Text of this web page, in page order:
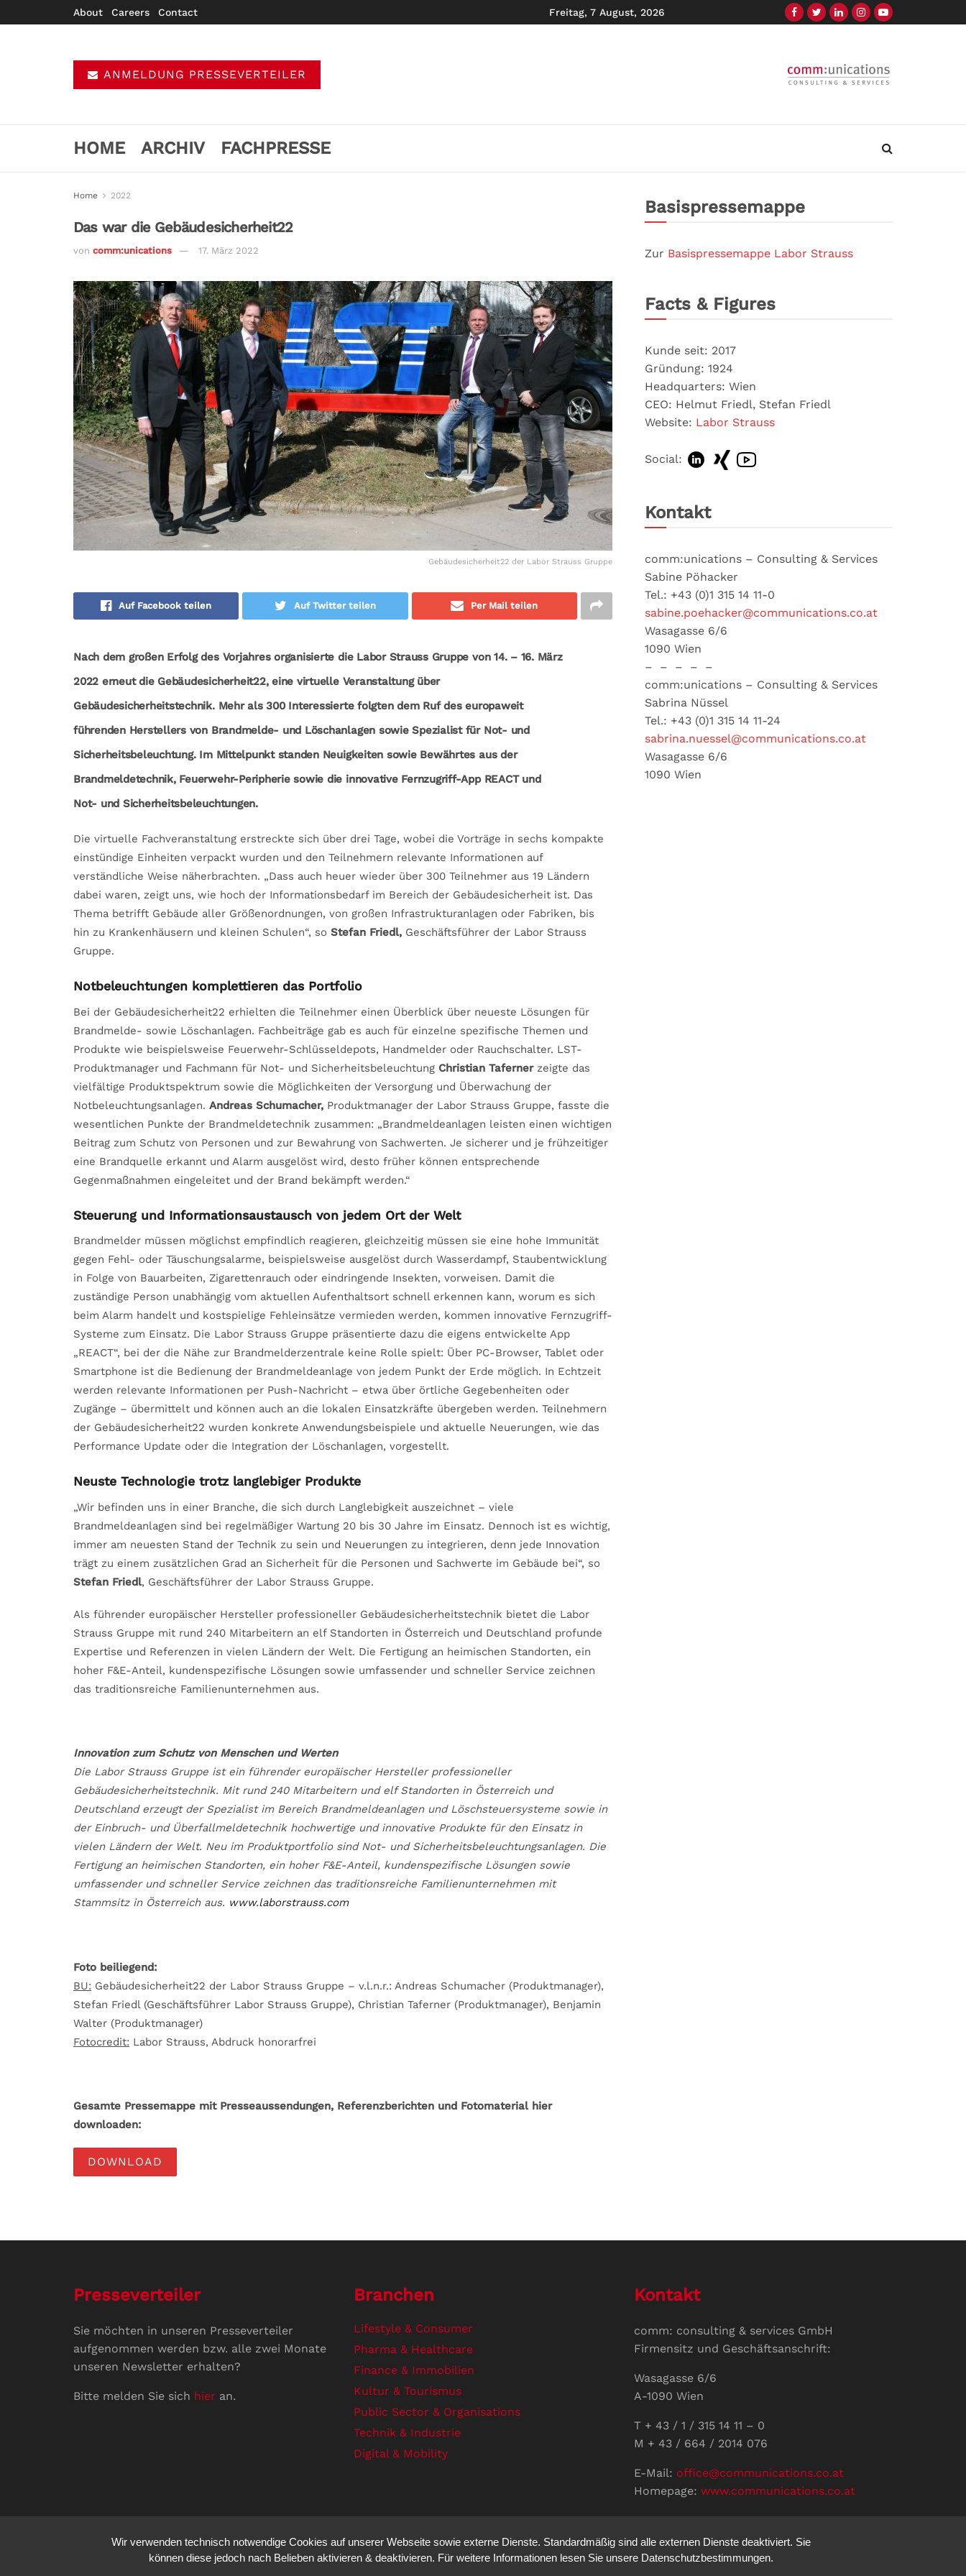
About Careers Contact Freitag, 7 August, 2026
ANMELDUNG PRESSEVERTEILER
HOME ARCHIV FACHPRESSE
Home 2022
Das war die Gebäudesicherheit22
von comm:unications 17. März 2022
Gebäudesicherheit22 der Labor Strauss Gruppe
Auf Facebook teilen Auf Twitter teilen Per Mail teilen
Nach dem großen Erfolg des Vorjahres organisierte die Labor Strauss Gruppe von14. – 16. März
2022 erneut die Gebäudesicherheit22, eine virtuelle Veranstaltung über
Gebäudesicherheitstechnik. Mehr als 300 Interessierte folgten dem Ruf des europaweit
führenden Herstellers von Brandmelde- und Löschanlagen sowie Spezialist für Not- und
Sicherheitsbeleuchtung. Im Mittelpunkt standen Neuigkeiten sowie Bewährtes aus der
Brandmeldetechnik, Feuerwehr-Peripherie sowie die innovative Fernzugriff-App REACT und
Not- und Sicherheitsbeleuchtungen.
Die virtuelle Fachveranstaltung erstreckte sich über drei Tage, wobei die Vorträge in sechs kompakte
einstündige Einheiten verpackt wurden und den Teilnehmern relevante Informationen auf
verständliche Weise näherbrachten. „Dass auch heuer wieder über 300 Teilnehmer aus 19 Ländern
dabei waren, zeigt uns, wie hoch der Informationsbedarf im Bereich der Gebäudesicherheit ist. Das
Thema betrifft Gebäude aller Größenordnungen, von großen Infrastrukturanlagen oder Fabriken, bis
hin zu Krankenhäusern und kleinen Schulen“, so Stefan Friedl, Geschäftsführer der Labor Strauss
Gruppe.
Notbeleuchtungen komplettieren das Portfolio
Bei der Gebäudesicherheit22 erhielten die Teilnehmer einen Überblick über neueste Lösungen für
Brandmelde- sowie Löschanlagen. Fachbeiträge gab es auch für einzelne spezifische Themen und
Produkte wie beispielsweise Feuerwehr-Schlüsseldepots, Handmelder oder Rauchschalter. LST-
Produktmanager und Fachmann für Not- und Sicherheitsbeleuchtung Christian Tafernerzeigte das
vielfältige Produktspektrum sowie die Möglichkeiten der Versorgung und Überwachung der
Notbeleuchtungsanlagen. Andreas Schumacher, Produktmanager der Labor Strauss Gruppe, fasste die
wesentlichen Punkte der Brandmeldetechnik zusammen: „Brandmeldeanlagen leisten einen wichtigen
Beitrag zum Schutz von Personen und zur Bewahrung von Sachwerten. Je sicherer und je frühzeitiger
eine Brandquelle erkannt und Alarm ausgelöst wird, desto früher können entsprechende
Gegenmaßnahmen eingeleitet und der Brand bekämpft werden.“
Steuerung und Informationsaustausch von jedem Ort der Welt
Brandmelder müssen möglichst empfindlich reagieren, gleichzeitig müssen sie eine hohe Immunität
gegen Fehl- oder Täuschungsalarme, beispielsweise ausgelöst durch Wasserdampf, Staubentwicklung
in Folge von Bauarbeiten, Zigarettenrauch oder eindringende Insekten, vorweisen. Damit die
zuständige Person unabhängig vom aktuellen Aufenthaltsort schnell erkennen kann, worum es sich
beim Alarm handelt und kostspielige Fehleinsätze vermieden werden, kommen innovative Fernzugriff-
Systeme zum Einsatz. Die Labor Strauss Gruppe präsentierte dazu die eigens entwickelte App
„REACT“, bei der die Nähe zur Brandmelderzentrale keine Rolle spielt: Über PC-Browser, Tablet oder
Smartphone ist die Bedienung der Brandmeldeanlage von jedem Punkt der Erde möglich. In Echtzeit
werden relevante Informationen per Push-Nachricht – etwa über örtliche Gegebenheiten oder
Zugänge – übermittelt und können auch an die lokalen Einsatzkräfte übergeben werden. Teilnehmern
der Gebäudesicherheit22 wurden konkrete Anwendungsbeispiele und aktuelle Neuerungen, wie das
Performance Update oder die Integration der Löschanlagen, vorgestellt.
Neuste Technologie trotz langlebiger Produkte
„Wir befinden uns in einer Branche, die sich durch Langlebigkeit auszeichnet – viele
Brandmeldeanlagen sind bei regelmäßiger Wartung 20 bis 30 Jahre im Einsatz. Dennoch ist es wichtig,
immer am neuesten Stand der Technik zu sein und Neuerungen zu integrieren, denn jede Innovation
trägt zu einem zusätzlichen Grad an Sicherheit für die Personen und Sachwerte im Gebäude bei“, so
Stefan Friedl, Geschäftsführer der Labor Strauss Gruppe.
Als führender europäischer Hersteller professioneller Gebäudesicherheitstechnik bietet die Labor
Strauss Gruppe mit rund 240 Mitarbeitern an elf Standorten in Österreich und Deutschland profunde
Expertise und Referenzen in vielen Ländern der Welt. Die Fertigung an heimischen Standorten, ein
hoher F&E-Anteil, kundenspezifische Lösungen sowie umfassender und schneller Service zeichnen
das traditionsreiche Familienunternehmen aus.
Innovation zum Schutz von Menschen und Werten
Die Labor Strauss Gruppe ist ein führender europäischer Hersteller professioneller
Gebäudesicherheitstechnik. Mit rund 240 Mitarbeitern und elf Standorten in Österreich und
Deutschland erzeugt der Spezialist im Bereich Brandmeldeanlagen und Löschsteuersysteme sowie in
der Einbruch- und Überfallmeldetechnik hochwertige und innovative Produkte für den Einsatz in
vielen Ländern der Welt. Neu im Produktportfolio sind Not- und Sicherheitsbeleuchtungsanlagen. Die
Fertigung an heimischen Standorten, ein hoher F&E-Anteil, kundenspezifische Lösungen sowie
umfassender und schneller Service zeichnen das traditionsreiche Familienunternehmen mit
Stammsitz in Österreich aus. www.laborstrauss.com
Foto beiliegend:
BU: Gebäudesicherheit22 der Labor Strauss Gruppe – v.l.n.r.: Andreas Schumacher (Produktmanager),
Stefan Friedl (Geschäftsführer Labor Strauss Gruppe), Christian Taferner (Produktmanager), Benjamin
Walter (Produktmanager)
Fotocredit: Labor Strauss, Abdruck honorarfrei
Gesamte Pressemappe mit Presseaussendungen, Referenzberichten und Fotomaterial hier
downloaden:
DOWNLOAD
Basispressemappe
Zur Basispressemappe Labor Strauss
Facts & Figures
Kunde seit: 2017
Gründung: 1924
Headquarters: Wien
CEO: Helmut Friedl, Stefan Friedl
Website: Labor Strauss
Social:
Kontakt
comm:unications – Consulting & Services
Sabine Pöhacker
Tel.: +43 (0)1 315 14 11-0
sabine.poehacker@communications.co.at
Wasagasse 6/6
1090 Wien
– – – – –
comm:unications – Consulting & Services
Sabrina Nüssel
Tel.: +43 (0)1 315 14 11-24
sabrina.nuessel@communications.co.at
Wasagasse 6/6
1090 Wien
Presseverteiler
Sie möchten in unseren Presseverteiler
aufgenommen werden bzw. alle zwei Monate
unseren Newsletter erhalten?
Bitte melden Sie sich hier an.
Branchen
Lifestyle & Consumer
Pharma & Healthcare
Finance & Immobilien
Kultur & Tourismus
Public Sector & Organisations
Technik & Industrie
Digital & Mobility
Kontakt
comm: consulting & services GmbH
Firmensitz und Geschäftsanschrift:
Wasagasse 6/6
A-1090 Wien
T + 43 / 1 / 315 14 11 – 0
M + 43 / 664 / 2014 076
E-Mail: office@communications.co.at
Homepage: www.communications.co.at
Vertretungsberechtigte Geschäftsführerin:
Sabine Pöhacker MSc.
Wir verwenden technisch notwendige Cookies auf unserer Webseite sowie externe Dienste. Standardmäßig sind alle externen Dienste deaktiviert. Sie
können diese jedoch nach Belieben aktivieren & deaktivieren. Für weitere Informationen lesen Sie unsere Datenschutzbestimmungen.